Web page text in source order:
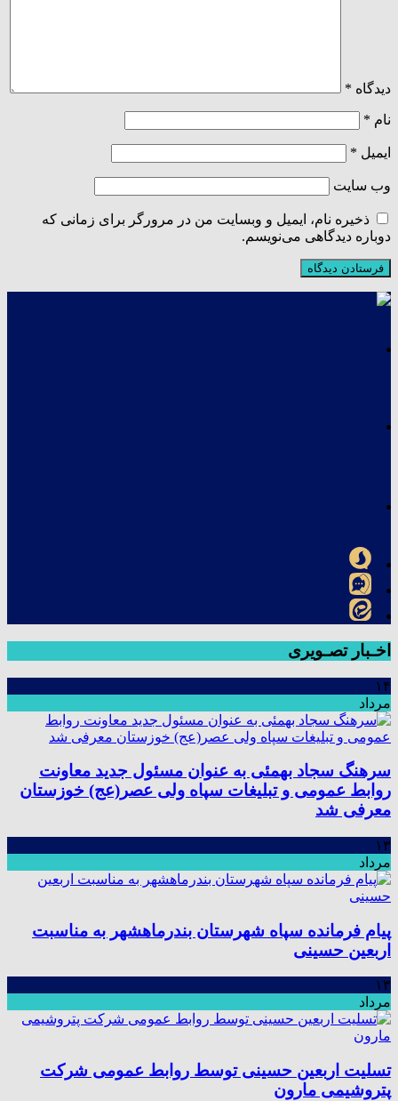
دیدگاه *
نام *
ایمیل *
وب‌ سایت
ذخیره نام، ایمیل و وبسایت من در مرورگر برای زمانی که
دوباره دیدگاهی می‌نویسم.
اخـبار تصـویری
۱۴
مرداد
سرهنگ سجاد بهمئی به عنوان مسئول جدید معاونت
روابط عمومی و تبلیغات سپاه ولی عصر(عج) خوزستان
معرفی شد
۱۳
مرداد
پیام فرمانده سپاه شهرستان بندرماهشهر به مناسبت
اربعین حسینی
۱۳
مرداد
تسلیت اربعین حسینی توسط روابط عمومی شرکت
پتروشیمی مارون